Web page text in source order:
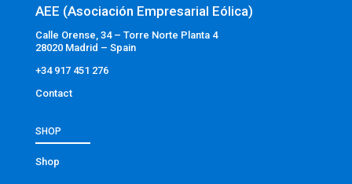
AEE (Asociación Empresarial Eólica)
Calle Orense, 34 – Torre Norte Planta 4
28020 Madrid – Spain
+34 917 451 276
Contact
SHOP
Shop